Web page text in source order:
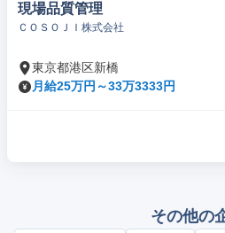
現場品質管理
ＣＯＳＯＪＩ株式会社
東京都港区新橋
月給25万円～33万3333円
その他の